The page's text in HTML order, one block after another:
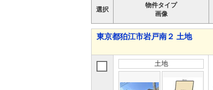
選択
物件タイプ
画像
東京都狛江市岩戸南２ 土地
土地